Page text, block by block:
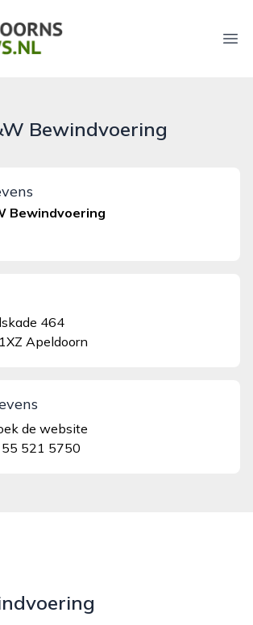
Bewindvoering
Bewindvoering
464
Apeldoorn
de website
521 5750